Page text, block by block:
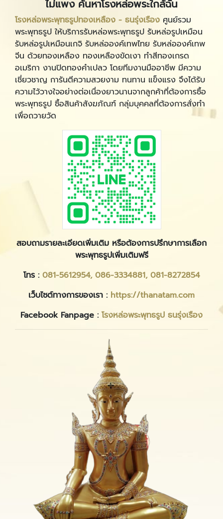
ไม่แพง ค้นหาโรงหล่อพระใกล้ฉัน
โรงหล่อพระพุทธรูปทองเหลือง - ธนรุ่งเรือง ศูนย์รวม
พระพุทธรูป ให้บริการรับหล่อพระพุทธรูป รับหล่อรูปเหมือน
รับหล่อรูปเหมือนเกจิ รับหล่อองค์เทพไทย รับหล่อองค์เทพ
จีน ด้วยทองเหลือง ทองเหลืองขัดเงา ทำสีทองเกรด
อเมริกา งานปิดทองคำเปลว โดยทีมงานมืออาชีพ มีความ
เชี่ยวชาญ การันตีความสวยงาม ทนทาน แข็งแรง จึงได้รับ
ความไว้วางใจอย่างต่อเนื่องยาวนานจากลูกค้าที่ต้องการซื้อ
พระพุทธรูป ซื้อสินค้าสังฆภัณฑ์ กลุ่มบุคคลที่ต้องการสั่งทำ
เพื่อถวายวัด
สอบถามรายละเอียดเพิ่มเติม หรือต้องการปรึกษาการเลือก
พระพุทธรูปเพิ่มเติมฟรี
โทร : 081-5612954, 086-3334881, 081-8272854
เว็บไซต์ทางการของเรา : https://thanatam.com
Facebook Fanpage : โรงหล่อพระพุทธรูป ธนรุ่งเรือง